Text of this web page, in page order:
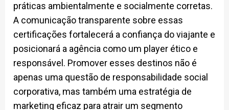
práticas ambientalmente e socialmente corretas.
A comunicação transparente sobre essas
certificações fortalecerá a confiança do viajante e
posicionará a agência como um player ético e
responsável. Promover esses destinos não é
apenas uma questão de responsabilidade social
corporativa, mas também uma estratégia de
marketing eficaz para atrair um segmento